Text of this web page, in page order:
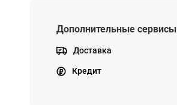
Дополнительные сервисы
Доставка
Кредит